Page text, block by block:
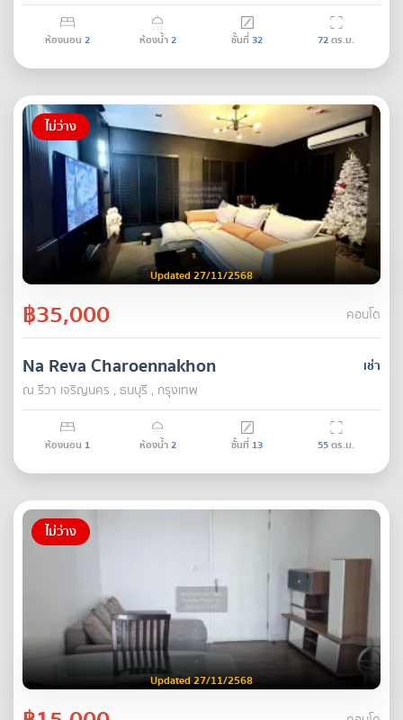
ห้องนอน 2 ห้องน้ำ2 ชั้นที่32 72ตร.ม.
ไม่ว่าง
Updated 27/11/2568
฿35,000 คอนโด
เช่า
Na Reva Charoennakhon
ณ รีวา เจริญนคร , ธนบุรี , กรุงเทพ
ห้องนอน 1 ห้องน้ำ2 ชั้นที่ 13 55ตร.ม.
ไม่ว่าง
Updated 27/11/2568